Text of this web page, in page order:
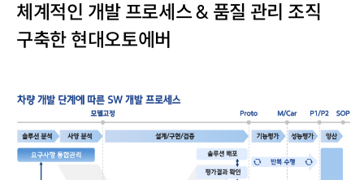
체계적인 개발 프로세스 & 품질 관리 조직
구축한 현대오토에버